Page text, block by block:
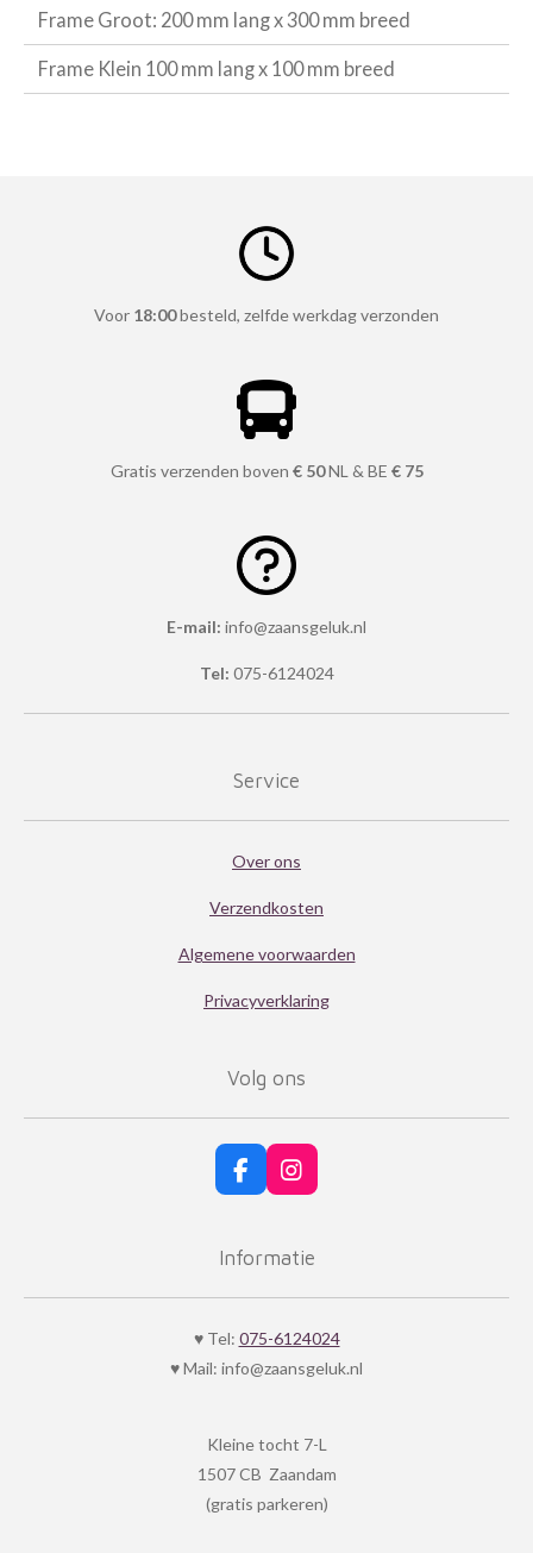
Frame Groot: 200 mm lang x 300 mm breed
Frame Klein 100 mm lang x 100 mm breed
Voor 18:00besteld, zelfde werkdag verzonden
Gratis verzenden boven € 50NL & BE € 75
E-mail: info@zaansgeluk.nl
Tel: 075-6124024
Service
Over ons
Verzendkosten
Algemene voorwaarden
Privacyverklaring
Volg ons
F
a
e
b
o
k
I
n
t
a
g
a
Informatie
♥ Tel: 075-6124024
♥ Mail: info@zaansgeluk.nl
Kleine tocht 7-L
1507 CB Zaandam
(gratis parkeren)